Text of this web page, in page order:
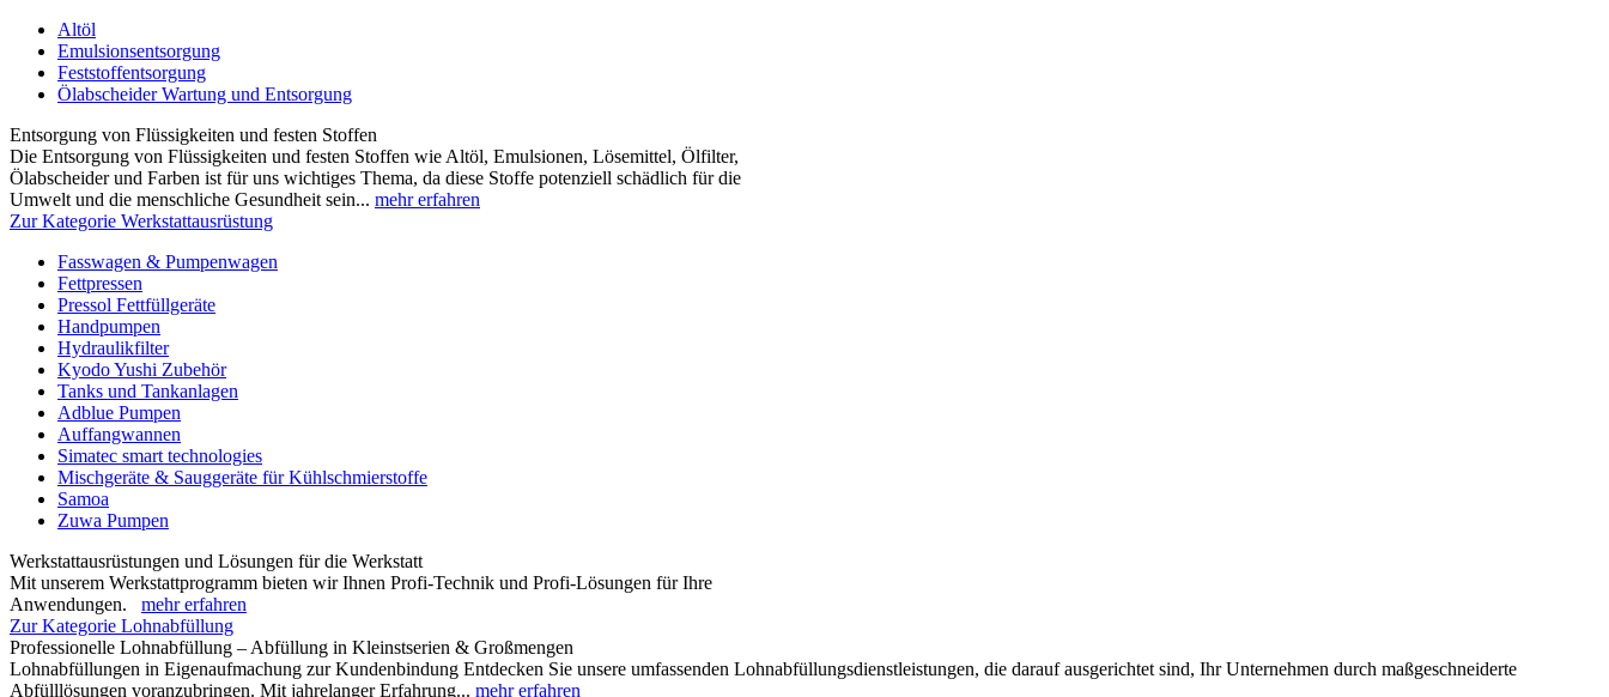
Altöl
Emulsionsentsorgung
Feststoffentsorgung
Ölabscheider Wartung und Entsorgung
Entsorgung von Flüssigkeiten und festen Stoffen
Die Entsorgung von Flüssigkeiten und festen Stoffen wie Altöl, Emulsionen, Lösemittel, Ölfilter,
Ölabscheider und Farben ist für uns wichtiges Thema, da diese Stoffe potenziell schädlich für die
Umwelt und die menschliche Gesundheit sein... mehr erfahren
Zur Kategorie Werkstattausrüstung
Fasswagen & Pumpenwagen
Fettpressen
Pressol Fettfüllgeräte
Handpumpen
Hydraulikfilter
Kyodo Yushi Zubehör
Tanks und Tankanlagen
Adblue Pumpen
Auffangwannen
Simatec smart technologies
Mischgeräte & Sauggeräte für Kühlschmierstoffe
Samoa
Zuwa Pumpen
Werkstattausrüstungen und Lösungen für die Werkstatt
Mit unserem Werkstattprogramm bieten wir Ihnen Profi-Technik und Profi-Lösungen für Ihre
Anwendungen. mehr erfahren
Zur Kategorie Lohnabfüllung
Professionelle Lohnabfüllung – Abfüllung in Kleinstserien & Großmengen
Lohnabfüllungen in Eigenaufmachung zur Kundenbindung Entdecken Sie unsere umfassenden Lohnabfüllungsdienstleistungen, die darauf ausgerichtet sind, Ihr Unternehmen durch maßgeschneiderte
Abfülllösungen voranzubringen. Mit jahrelanger Erfahrung... mehr erfahren